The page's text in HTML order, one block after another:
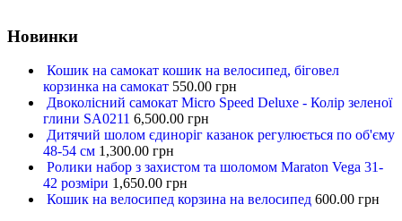
Новинки
Кошик на самокат кошик на велосипед, біговел
корзинка на самокат 550.00 грн
Двоколісний самокат Micro Speed Deluxe - Колір зеленої
глини SA0211 6,500.00 грн
Дитячий шолом єдиноріг казанок регулюється по об'єму
48-54 см 1,300.00 грн
Ролики набор з захистом та шоломом Maraton Vega 31-
42 розміри 1,650.00 грн
Кошик на велосипед корзина на велосипед 600.00 грн